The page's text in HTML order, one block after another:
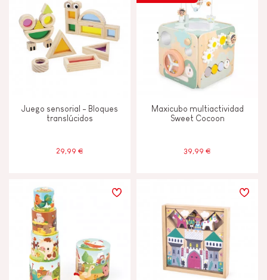
Leer, escribir y contar
Manipular y manejar
Tocar, mirar y escuchar
Campanilla o cascabel
Musical / Sonido
Juego sensorial - Bloques
translúcidos
29,99 €
Maxicubo multiactividad
Sweet Cocoon
39,99 €